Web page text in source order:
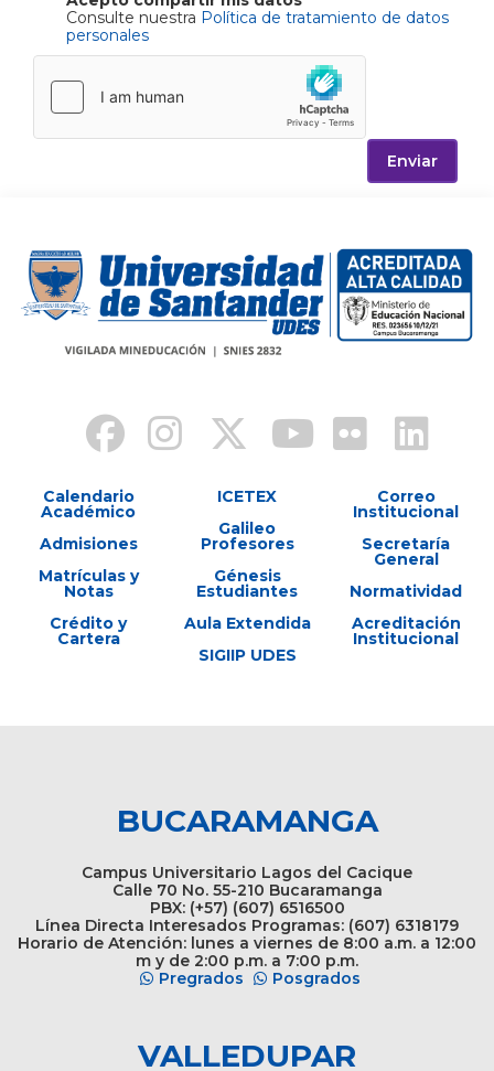
Consulte nuestra Política de tratamiento de datos
personales
Enviar
Calendario
Académico
Admisiones
Matrículas y
Notas
Crédito y
Cartera
ICETEX
Galileo
Profesores
Génesis
Estudiantes
Aula Extendida
SIGIIP UDES
Correo
Institucional
Secretaría
General
Normatividad
Acreditación
Institucional
BUCARAMANGA
Campus Universitario Lagos del Cacique
Calle 70 No. 55-210 Bucaramanga
PBX: (+57) (607) 6516500
Línea Directa Interesados Programas: (607) 6318179
Horario de Atención: lunes a viernes de 8:00 a.m. a 12:00
m y de 2:00 p.m. a 7:00 p.m.
Pregrados
Posgrados
VALLEDUPAR